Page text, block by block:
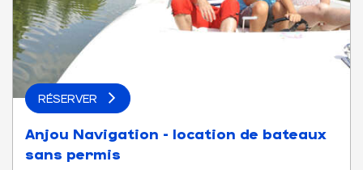
RÉSERVER
Anjou Navigation - location de bateaux
sans permis